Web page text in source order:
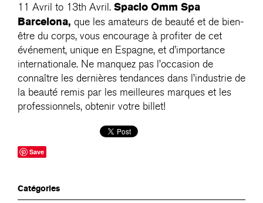
11 Avril to 13th Avril. Spacio Omm Spa
Barcelona, ​​que les amateurs de beauté et de bien-
être du corps, vous encourage à profiter de cet
événement, unique en Espagne, et d’importance
internationale. Ne manquez pas l’occasion de
connaître les dernières tendances dans l’industrie de
la beauté remis par les meilleures marques et les
professionnels, obtenir votre billet!
Save
Catégories